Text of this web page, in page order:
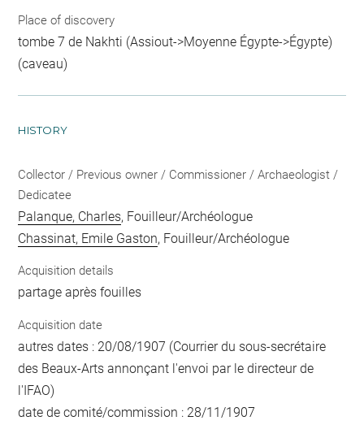
Place of discovery
tombe 7 de Nakhti (Assiout->Moyenne Égypte->Égypte)
(caveau)
HISTORY
Collector / Previous owner / Commissioner / Archaeologist /
Dedicatee
Palanque, Charles, Fouilleur/Archéologue
Chassinat, Emile Gaston, Fouilleur/Archéologue
Acquisition details
partage après fouilles
Acquisition date
autres dates : 20/08/1907 (Courrier du sous-secrétaire
des Beaux-Arts annonçant l'envoi par le directeur de
l'IFAO)
date de comité/commission : 28/11/1907